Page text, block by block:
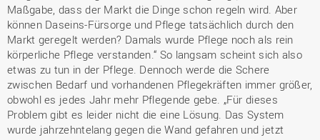
Maßgabe, dass der Markt die Dinge schon regeln wird. Aber
können Daseins-Fürsorge und Pflege tatsächlich durch den
Markt geregelt werden? Damals wurde Pflege noch als rein
körperliche Pflege verstanden.“ So langsam scheint sich also
etwas zu tun in der Pflege. Dennoch werde die Schere
zwischen Bedarf und vorhandenen Pflegekräften immer größer,
obwohl es jedes Jahr mehr Pflegende gebe. „Für dieses
Problem gibt es leider nicht die eine Lösung. Das System
wurde jahrzehntelang gegen die Wand gefahren und jetzt